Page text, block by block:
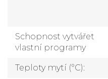
Schopnost vytvářet
vlastní programy
Teploty mytí (°C):